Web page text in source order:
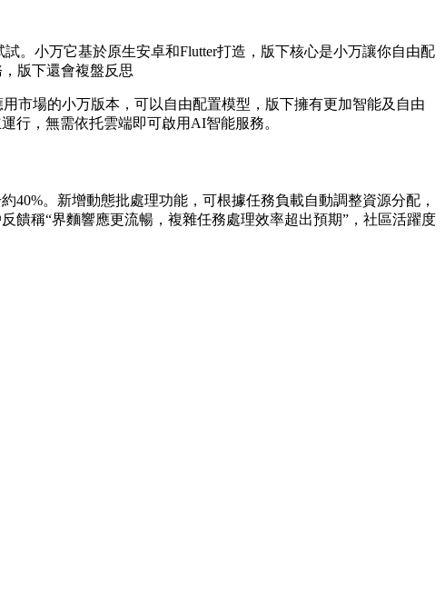
試。小万它基於原生安卓和Flutter打造，版下核心是小万讓你自由配
版下還會複盤反思
用市場的小万版本，可以自由配置模型，版下擁有更加智能及自由
行，無需依托雲端即可啟用AI智能服務。
。新增動態批處理功能，可根據任務負載自動調整資源分配，
饋稱“界麵響應更流暢，複雜任務處理效率超出預期”，社區活躍度